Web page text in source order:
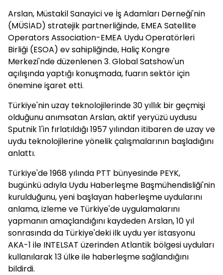
Arslan, Müstakil Sanayici ve İş Adamları Derneği'nin
(MÜSİAD) stratejik partnerliğinde, EMEA Satellite
Operators Association-EMEA Uydu Operatörleri
Birliği (ESOA) ev sahipliğinde, Haliç Kongre
Merkezi'nde düzenlenen 3. Global Satshow'un
açılışında yaptığı konuşmada, fuarın sektör için
önemine işaret etti.
Türkiye'nin uzay teknolojilerinde 30 yıllık bir geçmişi
olduğunu anımsatan Arslan, aktif yeryüzü uydusu
Sputnik 1'in fırlatıldığı 1957 yılından itibaren de uzay ve
uydu teknolojilerine yönelik çalışmalarının başladığını
anlattı.
Türkiye'de 1968 yılında PTT bünyesinde PEYK,
bugünkü adıyla Uydu Haberleşme Başmühendisliği'nin
kurulduğunu, yeni başlayan haberleşme uydularını
anlama, izleme ve Türkiye'de uygulamalarını
yapmanın amaçlandığını kaydeden Arslan, 10 yıl
sonrasında da Türkiye'deki ilk uydu yer istasyonu
AKA-1 ile INTELSAT üzerinden Atlantik bölgesi uyduları
kullanılarak 13 ülke ile haberleşme sağlandığını
bildirdi.